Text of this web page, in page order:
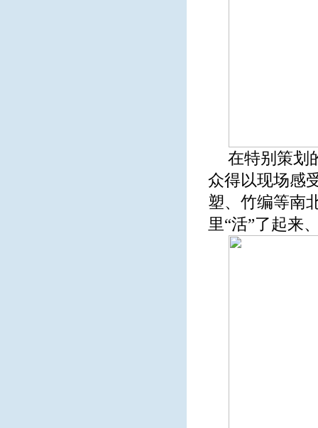
在特别策划
众得以现场感
塑、竹编等南
里“活”了起来